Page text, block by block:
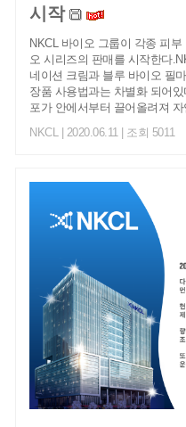
시작
NKCL 바이오 그룹이 각종 피
오 시리즈의 판매를 시작한다.
네이션 크림과 블루 바이오 필
장품 사용법과는 차별화 되어
포가 안에서부터 끌어올려져 자
NKCL
| 2020.06.11 | 조회 5011